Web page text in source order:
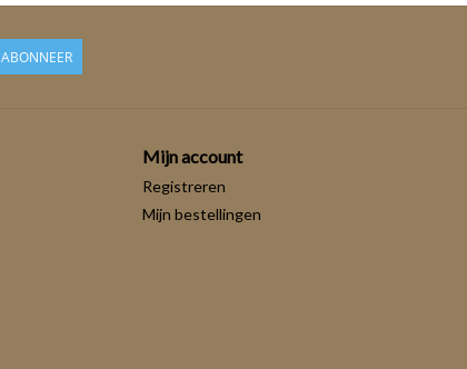
ABONNEER
Mijn account
Registreren
Mijn bestellingen